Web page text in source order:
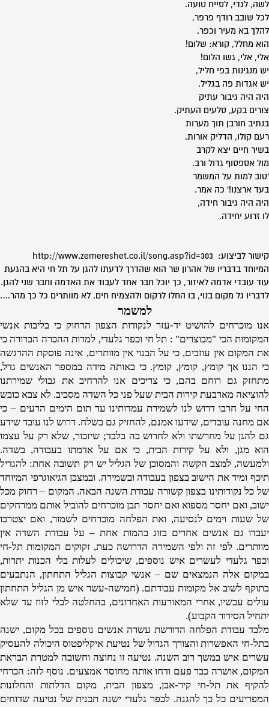
לשה, לגדי, לסייח טועה.
לכל שובב רודף פרפר,
להלך בא מעיר וכפר.
הוא מחלל, קורא: שלום!
אלי, אלי, גשו הלום!
יש מנגינות בפי חליל,
יש אגדות פה בגליל.
היה היה גיבור עתיק
צורים בקע, סלעים העתיק.
בנתיב חורבן תוך מערות
רעם קולו, הדליק אורות.
בשיר חיים יצא לקרב
מול אספסוף גדול ורב.
'טוב למות על המשמר
בעד ארצנו!' כה אמר.
היה היה גיבור חידה,
לו זרוע יחידה.
קישור לביצוע: http://www.zemereshet.co.il/song.asp?id=303
המיוחד בדבריו של אהרון שר הוא שהדרך לדעתו להגן על תל חי היא בהגעת
עוד עובדי אדמה לאיזור, כך יוכל חבר אחד לעבוד את האדמה וחבר שני להגן.
לדבריו גל מקום בנוי, בו החלו לרקום ולהצמיח חים, לא מוותרים כל כך מהר….
למשמר
אנו מוכרחים להושיט יד-עזר לנקודות הצפון הרחוק כי בליבות אנשי
המקומות הכי "מבוצרים" : תל חי וכפר גלעדי, למרות ההכרה הברורה כי
את המקום אין עוזבים, כי על הבנוי אין מוותרים, אינה פוסקת ההרגשה
כי הננו אך קומץ, קומץ, קומץ. כי באותה מידה במספר האנשים גדל,
מתחזק גם רוחם בהם, כי צריכים אנו להרחיב את גבולי שמירתנו
להוציאה מארבעת קירות הבית שעל פני כל השדה מסביב. לא צבא כובש
החי על חרבו דרוש לנו לשמירת עמדותינו עד תום הימים הרעים – כי
אם מחנה עובדים, שידעו אמנם, להחזיק גם בשלח. דרוש לנו עובד שידע
גם להגן על מחרשתו ולא לחרוש בה בלבד; שיזכור, שלא רק על עצמו
הוא מגן, ולא על קירות הבית, כי אם על אדמתו בעבודה, בשדה.
ולמעשה, למצב הקשה והמסוכן של הגליל יש רק תשובה אחת: להגדיל
תיכף ומיד את הישוב בצפון בעבודה ובשמירה. ובמצבן הגיאוגרפי המיוחד
של כל נקודותינו בצפון קשורה עבודת השנה הבאה. המקום – רחוק מכל
ישוב, ואם יחסר מספוא ואם יחסר תבן מוכרחים להוביל אותם ממרחקים
של שעות וימים לנסיעה, ואת הפלחה מוכרחים לשמור, ואם יצטרכו
יעבדו גם אנשים אחרים בזוג בהמות אחת – על עבודת השדה אין
מוותרים. לפי זה ולפי השמירה הדרושה כעת, זקוקים המקומות תל-חי
וכפר גלעדי לעשרים איש נוספים, שיכולים לעלות בלי הכנות יתרות,
במקום אלה הנמצאים שם – אנשי קבוצות הגליל התחתון, הנתבעים
בתוקף לשוב אל מקומות עבודתם. (חמישה-עשר איש מן הגליל התחתון
עולים עכשיו, אחרי המאורעות האחרונים, בהחלטה לבלי לזוז עד שלא
יתחיל הסידור הקבוע).
מלבד עבודת הפלחה הדורשת עשרה אנשים נוספים בכל מקום, ישנה
בתל-חי האפשרות והצורך הגדול של נטיעת איקליפטוס היכולה להעסיק
עשרים איש במשך רוב השנה. נטיעה זו נחוצה וחשובה למטרת הבראת
המקום, אושרה כבר פעם ודחו אותה מחוסר אמצעים. נוסף לזה: הכרחי
להקיף את תל-חי קיר-אבן, מצפון הבית, מקום הדלתות והחלונות
המפריעים כל כך להגנה. לכפר גלעדי ישנה תכנית של נטיעה שדוחים